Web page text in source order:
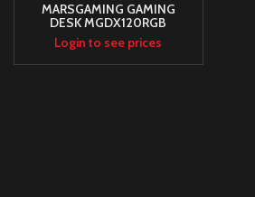
MARSGAMING GAMING
DESK MGDX120RGB
120X60CM RGB , REMOTE
CONTROL, BLACK
Login to see prices